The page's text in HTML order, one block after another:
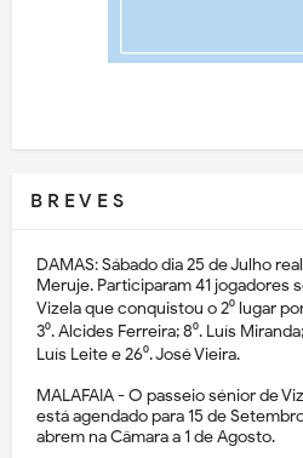
B R E V E S
DAMAS: Sábado dia 25 de Julho
Meruje. Participaram 41 jogadores
Vizela que conquistou o 2⁰ lugar
3⁰. Alcides Ferreira; 8⁰. Luís
Luís Leite e 26⁰. José Vieira.
MALAFAIA - O passeio sénior de
está agendado para 15 de
abrem na Câmara a 1 de Agosto.